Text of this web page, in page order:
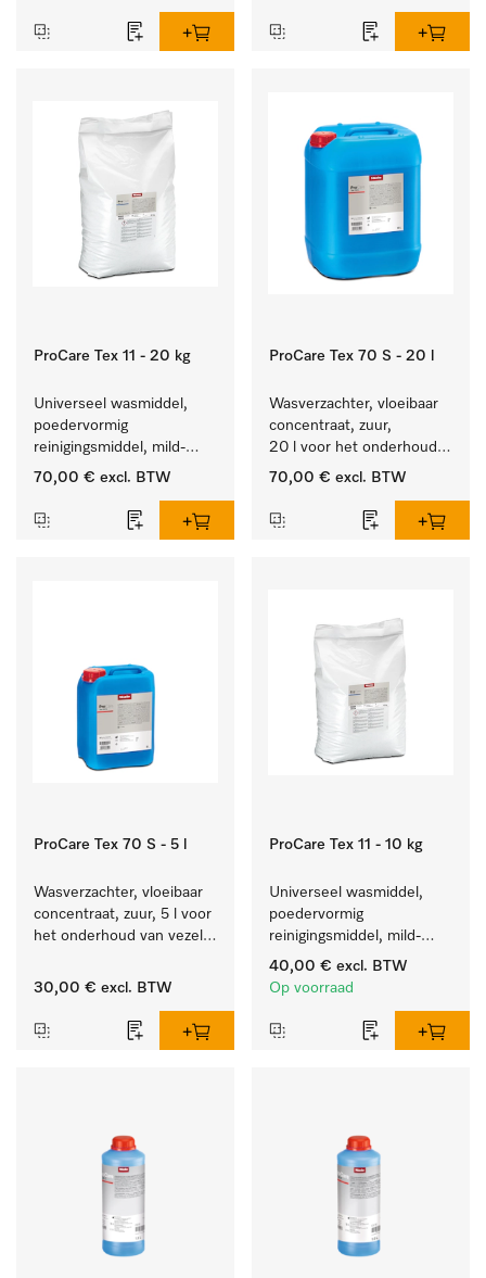
ProCare Tex 11 - 20 kg
Universeel wasmiddel,
poedervormig
reinigingsmiddel, mild-
alkalisch, 20 kg voor het
en kleurechte bonte was.
70,00 € excl. BTW
ProCare Tex 70 S - 20 l
Wasverzachter, vloeibaar
concentraat, zuur,
20 l voor het onderhoud
van vezels zodat het
70,00 € excl. BTW
ProCare Tex 70 S - 5 l
Wasverzachter, vloeibaar
concentraat, zuur, 5 l voor
het onderhoud van vezels
zacht blijft.
30,00 € excl. BTW
ProCare Tex 11 - 10 kg
Universeel wasmiddel,
poedervormig
reinigingsmiddel, mild-
alkalisch, 10 kg voor het
reinigen van wit wasgoed
40,00 € excl. BTW
Op voorraad